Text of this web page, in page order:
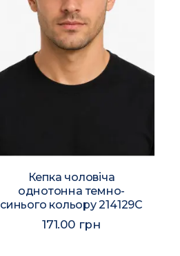
Кепка чоловіча
однотонна темно-
синього кольору 214129C
171.00 грн